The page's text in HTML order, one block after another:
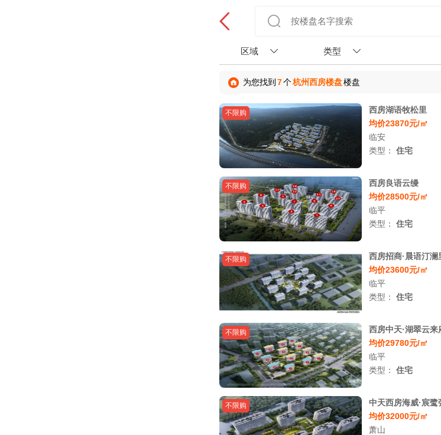
区域 类型
为您找到 7个杭州西房楼盘楼盘
不限购
西房湖语牧松里
均价23870元/㎡
临安
类型： 住宅
不限购
西房良语云缦
均价28500元/㎡
临平
类型： 住宅
不限购
西房招商·晨语汀澜
均价23600元/㎡
临平
类型： 住宅
不限购
西房中天·湖翠云来
均价29780元/㎡
临平
类型： 住宅
不限购
中天西房海威·宸鹭
均价32000元/㎡
萧山